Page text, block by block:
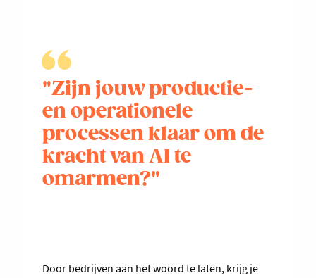
"Zijn jouw productie-
en operationele
processen klaar om de
kracht van AI te
omarmen?"
Door bedrijven aan het woord te laten, krijg je